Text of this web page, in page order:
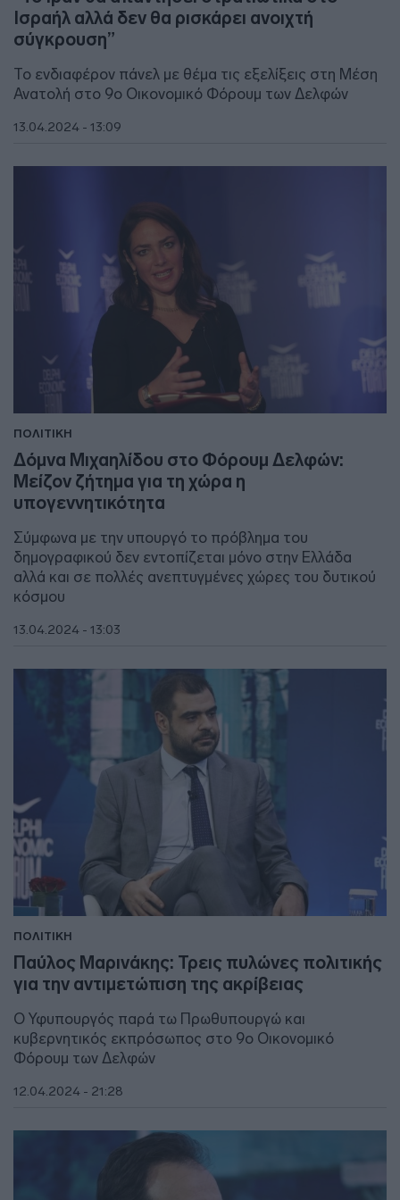
Ισραήλ αλλά δεν θα ρισκάρει ανοιχτή
σύγκρουση”
Το ενδιαφέρον πάνελ με θέμα τις εξελίξεις στη Μέση
Ανατολή στο 9o Οικονομικό Φόρουμ των Δελφών
13.04.2024 - 13:09
ΠΟΛΙΤΙΚΗ
Δόμνα Μιχαηλίδου στο Φόρουμ Δελφών:
Μείζον ζήτημα για τη χώρα η
υπογεννητικότητα
Σύμφωνα με την υπουργό το πρόβλημα του
δημογραφικού δεν εντοπίζεται μόνο στην Ελλάδα
αλλά και σε πολλές ανεπτυγμένες χώρες του δυτικού
κόσμου
13.04.2024 - 13:03
ΠΟΛΙΤΙΚΗ
Παύλος Μαρινάκης: Τρεις πυλώνες πολιτικής
για την αντιμετώπιση της ακρίβειας
Ο Υφυπουργός παρά τω Πρωθυπουργώ και
κυβερνητικός εκπρόσωπος στο 9ο Οικονομικό
Φόρουμ των Δελφών
12.04.2024 - 21:28